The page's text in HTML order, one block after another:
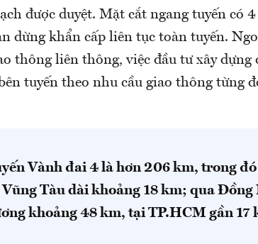
được duyệt. Mặt cắt ngang tuyến có
dừng khẩn cấp liên tục toàn tuyến.
thông liên thông, việc đầu tư xây dựng
tuyến theo nhu cầu giao thông từng
Vành đai 4 là hơn 206 km, trong
Tàu dài khoảng 18 km; qua
khoảng 48 km, tại TP.HCM gần 17